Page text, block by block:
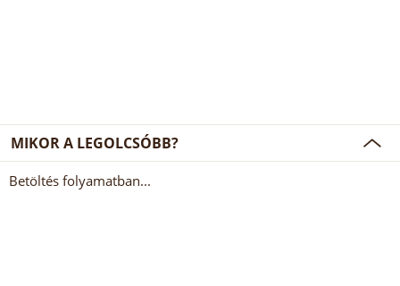
MIKOR A LEGOLCSÓBB?
Betöltés folyamatban...